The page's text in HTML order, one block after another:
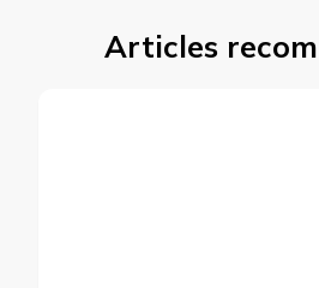
Articles